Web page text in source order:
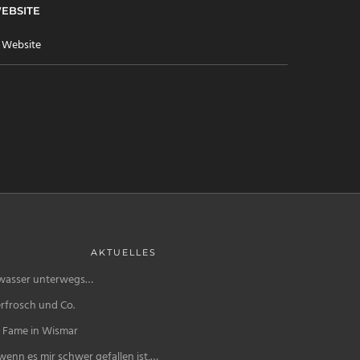
AKTUELLES
unterwegs…
und Co.
in Wismar